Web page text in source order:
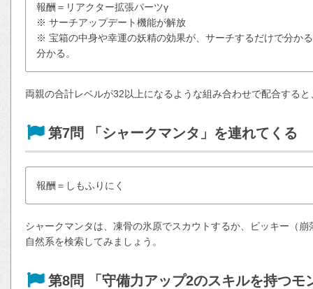
報酬＝リアクター拡張パーツγ
※ サーチアップデート機能が解放
※ 宝箱の中身や幸運の妖精の効果が、サーチするだけで分か
分かる。
両親の合計レベルが32以上になるような組み合わせで配合する
第7問 「シャークマンタ」を連れてくる
報酬＝しもふりにく
シャークマンタは、凍骨の氷原でスカウトするか、ピッキー（
自然系を検索してみましょう。
第8問 「守備力アップ2のスキルを持つモ